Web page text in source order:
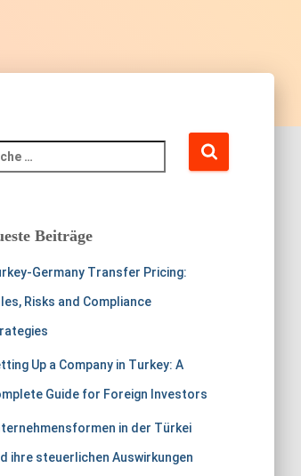
Beiträge
Germany Transfer Pricing:
Risks and Compliance
Up a Company in Turkey: A
Guide for Foreign Investors
in der Türkei
ihre steuerlichen Auswirkungen